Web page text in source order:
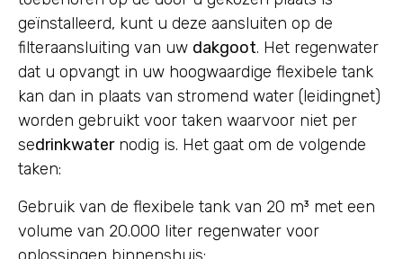
geïnstalleerd, kunt u deze aansluiten op de
filteraansluiting van uw dakgoot. Het regenwater
dat u opvangt in uw hoogwaardige flexibele tank
kan dan in plaats van stromend water (leidingnet)
worden gebruikt voor taken waarvoor niet per
sedrinkwaternodig is. Het gaat om de volgende
taken:
Gebruik van de flexibele tank van 20 m³ met een
volume van 20.000 liter regenwater voor